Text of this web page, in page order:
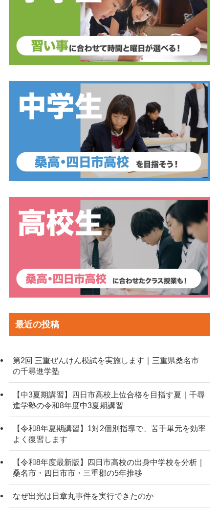
最近の投稿
第2回 三重ぜんけん模試を実施します｜三重県桑名市
の千尋進学塾
【中3夏期講習】四日市高校上位合格を目指す夏｜千尋
進学塾の令和8年度中3夏期講習
【令和8年夏期講習】1対2個別指導で、苦手単元を効率
よく復習します
【令和8年度最新版】四日市高校の出身中学校を分析｜
桑名市・四日市市・三重郡の5年推移
なぜ出光は日章丸事件を実行できたのか